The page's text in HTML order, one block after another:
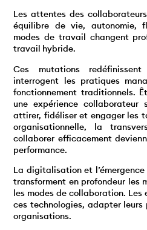
Les attentes des
équilibre de vie, autonomie,
modes de travail changent
travail hybride.
Ces mutations
interrogent les pratiques
fonctionnement traditionnels.
une expérience
attirer, fidéliser et engager les
organisationnelle, la
collaborer efficacement
performance.
La digitalisation et
transforment en profondeur les
les modes de collaboration.
ces technologies, adapter leurs
organisations.